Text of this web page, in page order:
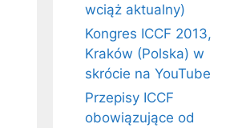
wciąż aktualny)
Kongres ICCF 2013,
Kraków (Polska) w
skrócie na YouTube
Przepisy ICCF
obowiązujące od